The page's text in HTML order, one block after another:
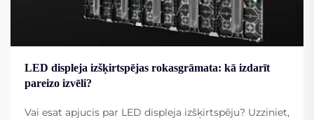
LED displeja izšķirtspējas rokasgrāmata: kā izdarīt
pareizo izvēli?
Vai esat apjucis par LED displeja izšķirtspēju? Uzziniet,